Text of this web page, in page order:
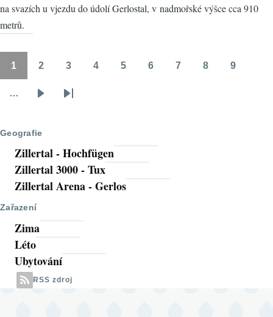
na svazích u vjezdu do údolí Gerlostal, v nadmořské výšce cca 910
metrů.
1 2 3 4 5 6 7 8 9
…
NásledujícíPoslední
Geografie
Zillertal - Hochfügen
Zillertal 3000 - Tux
Zillertal Arena - Gerlos
Zařazení
Zima
Léto
Ubytování
RSS zdroj